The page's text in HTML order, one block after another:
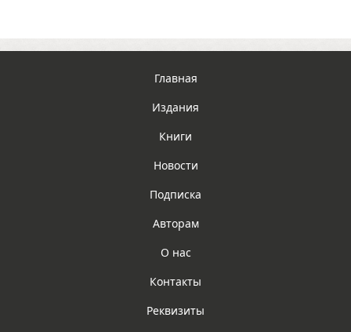
Главная
Издания
Книги
Новости
Подписка
Авторам
О нас
Контакты
Реквизиты